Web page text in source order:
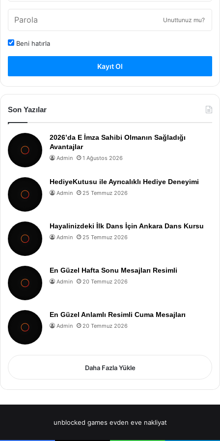
Unuttunuz mu?
Beni hatırla
Kayıt Ol
Son Yazılar
2026’da E İmza Sahibi Olmanın Sağladığı
Avantajlar
Admin 1 Ağustos 2026
HediyeKutusu ile Ayrıcalıklı Hediye Deneyimi
Admin 25 Temmuz 2026
Hayalinizdeki İlk Dans İçin Ankara Dans Kursu
Admin 25 Temmuz 2026
En Güzel Hafta Sonu Mesajları Resimli
Admin 20 Temmuz 2026
En Güzel Anlamlı Resimli Cuma Mesajları
Admin 20 Temmuz 2026
Daha Fazla Yükle
unblocked games evden eve nakliyat